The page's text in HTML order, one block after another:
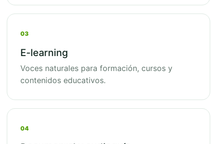
03
E-learning
Voces naturales para formación, cursos y
contenidos educativos.
04